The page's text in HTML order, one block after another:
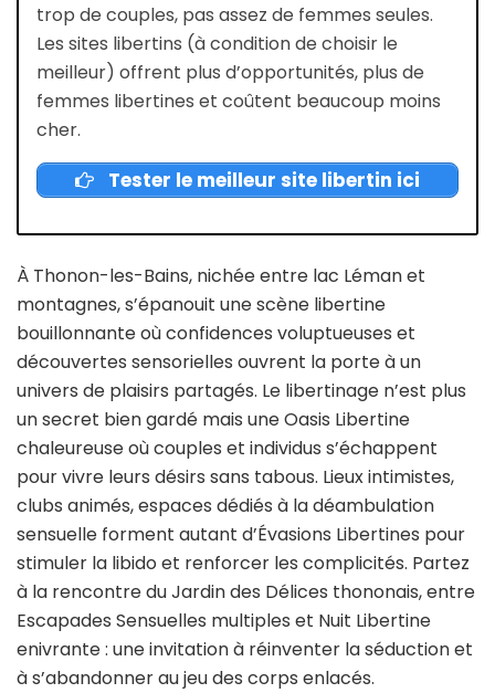
Évasions
libertines
trop de couples, pas assez de femmes seules.
Les sites libertins (à condition de choisir le
meilleur) offrent plus d’opportunités, plus de
femmes libertines et coûtent beaucoup moins
cher.
Tester le meilleur site libertin ici
À Thonon-les-Bains, nichée entre lac Léman et
montagnes, s’épanouit une scène libertine
bouillonnante où confidences voluptueuses et
découvertes sensorielles ouvrent la porte à un
univers de plaisirs partagés. Le libertinage n’est plus
un secret bien gardé mais une Oasis Libertine
chaleureuse où couples et individus s’échappent
pour vivre leurs désirs sans tabous. Lieux intimistes,
clubs animés, espaces dédiés à la déambulation
sensuelle forment autant d’Évasions Libertines pour
stimuler la libido et renforcer les complicités. Partez
à la rencontre du Jardin des Délices thononais, entre
Escapades Sensuelles multiples et Nuit Libertine
enivrante : une invitation à réinventer la séduction et
à s’abandonner au jeu des corps enlacés.